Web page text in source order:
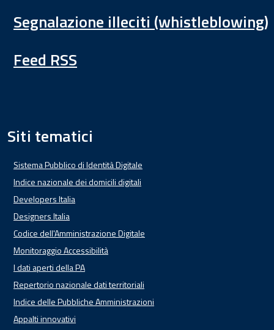
Segnalazione illeciti (whistleblowing)
Feed RSS
Siti tematici
Sistema Pubblico di Identità Digitale
Indice nazionale dei domicili digitali
Developers Italia
Designers Italia
Codice dell'Amministrazione Digitale
Monitoraggio Accessibilità
I dati aperti della PA
Repertorio nazionale dati territoriali
Indice delle Pubbliche Amministrazioni
Appalti innovativi